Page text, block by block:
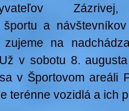
športu a
na
v sobotu 8.
v Športovom areáli
terénne vozidlá a ich